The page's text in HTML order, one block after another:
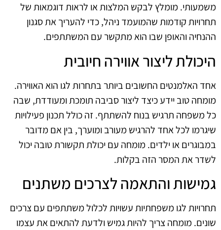
משמעותי. מומלץ לבקש המלצות או לראות דוגמאות של
תחרויות קודמות שהמועמד ניהל, כדי להעריך את סגנון
ההנחיה והאופן שבו הוא מתקשר עם המשתתפים.
היכולת ליצור אווירה חיובית
אחד האלמנטים החשובים ביותר בתחרות לגו הוא האווירה.
מומחה טוב יידע כיצד ליצור סביבה תומכת ומעודדת, שבה
כל משפחה תרגיש בנוח להשתתף. זה כולל תכנון פעילויות
שיגרמו לכל אחד להרגיש מעורב ומוערך, בין אם מדובר
במבוגרים או ילדים. מומחה עם יכולת תקשורת טובה יכול
לשדר את המסר הזה בקלות.
גמישות והתאמה לצרכים משתנים
תחרויות לגו משפחתיות עשויות לכלול משתתפים עם צרכים
שונים. מומחה צריך להיות גמיש ולדעת להתאים את עצמו